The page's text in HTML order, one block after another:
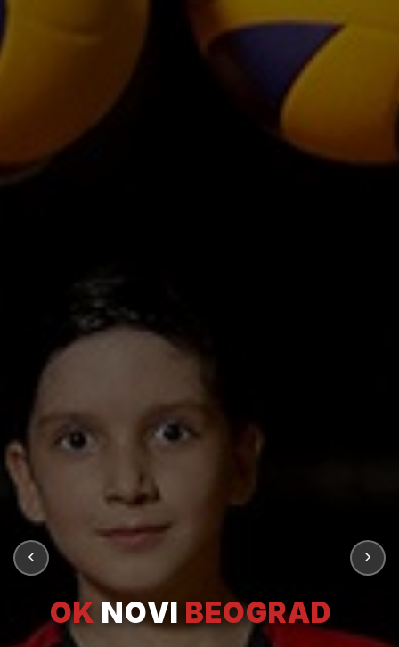
OK NOVI BEOGRAD